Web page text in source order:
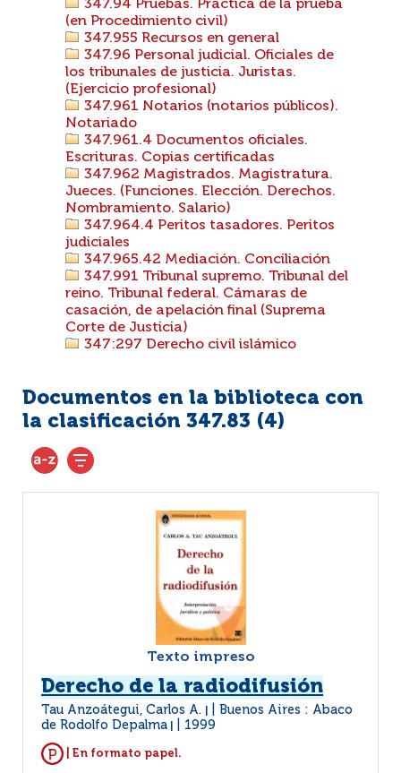
347.94 Pruebas. Práctica de la prueba
(en Procedimiento civil)
347.955 Recursos en general
347.96 Personal judicial. Oficiales de
los tribunales de justicia. Juristas.
(Ejercicio profesional)
347.961 Notarios (notarios públicos).
Notariado
347.961.4 Documentos oficiales.
Escrituras. Copias certificadas
347.962 Magistrados. Magistratura.
Jueces. (Funciones. Elección. Derechos.
Nombramiento. Salario)
347.964.4 Peritos tasadores. Peritos
judiciales
347.965.42 Mediación. Conciliación
347.991 Tribunal supremo. Tribunal del
reino. Tribunal federal. Cámaras de
casación, de apelación final (Suprema
Corte de Justicia)
347:297 Derecho civil islámico
Documentos en la biblioteca con
la clasificación 347.83 (4)
Texto impreso
Derecho de la radiodifusión
Tau Anzoátegui, Carlos A.
Buenos Aires : Abaco
de Rodolfo Depalma
1999
| En formato papel.